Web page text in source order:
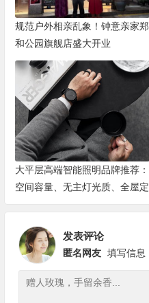
规范户外相亲乱象！钟意亲家郑
和公园旗舰店盛大开业
大平层高端智能照明品牌推荐：
空间容量、无主灯光质、全屋定
制、长期售后四个维度全解析
发表评论
匿名网友 填写信息